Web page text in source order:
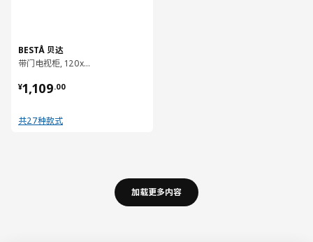
BESTÅ 贝达
带门电视柜, 120x42x74 厘米
¥1,109.00
¥ 1109.00
共27种款式
加载更多内容